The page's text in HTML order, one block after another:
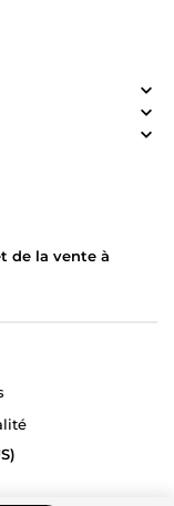
de la vente à